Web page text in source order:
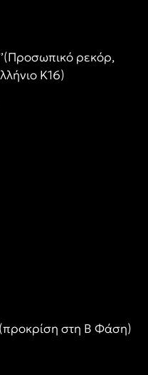
ρεκόρ,
Κ16)
στη Β Φάση)